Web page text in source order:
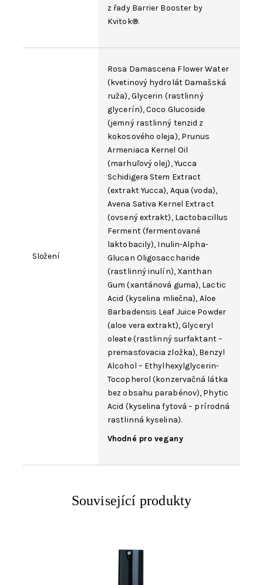
z řady Barrier Booster by
Kvitok®.
Složení
Rosa Damascena Flower Water
(kvetinový hydrolát Damašská
ruža),Glycerin (rastlinný
glycerín),Coco Glucoside
(jemný rastlinný tenzid z
kokosového oleja), Prunus
Armeniaca Kernel Oil
(marhuľový olej),Yucca
Schidigera Stem Extract
(extrakt Yucca), Aqua (voda),
Avena Sativa Kernel Extract
(ovsený extrakt), Lactobacillus
Ferment (fermentované
laktobacily), Inulin-Alpha-
Glucan Oligosaccharide
(rastlinný inulín), Xanthan
Gum (xantánová guma), Lactic
Acid (kyselina mliečna), Aloe
Barbadensis Leaf Juice Powder
(aloe vera extrakt),Glyceryl
oleate(rastlinný surfaktant –
premasťovacia zložka), Benzyl
Alcohol – Ethylhexylglycerin-
Tocopherol (konzervačná látka
bez obsahu parabénov), Phytic
Acid (kyselina fytová – prírodná
rastlinná kyselina).
Vhodné pro vegany
Související produkty